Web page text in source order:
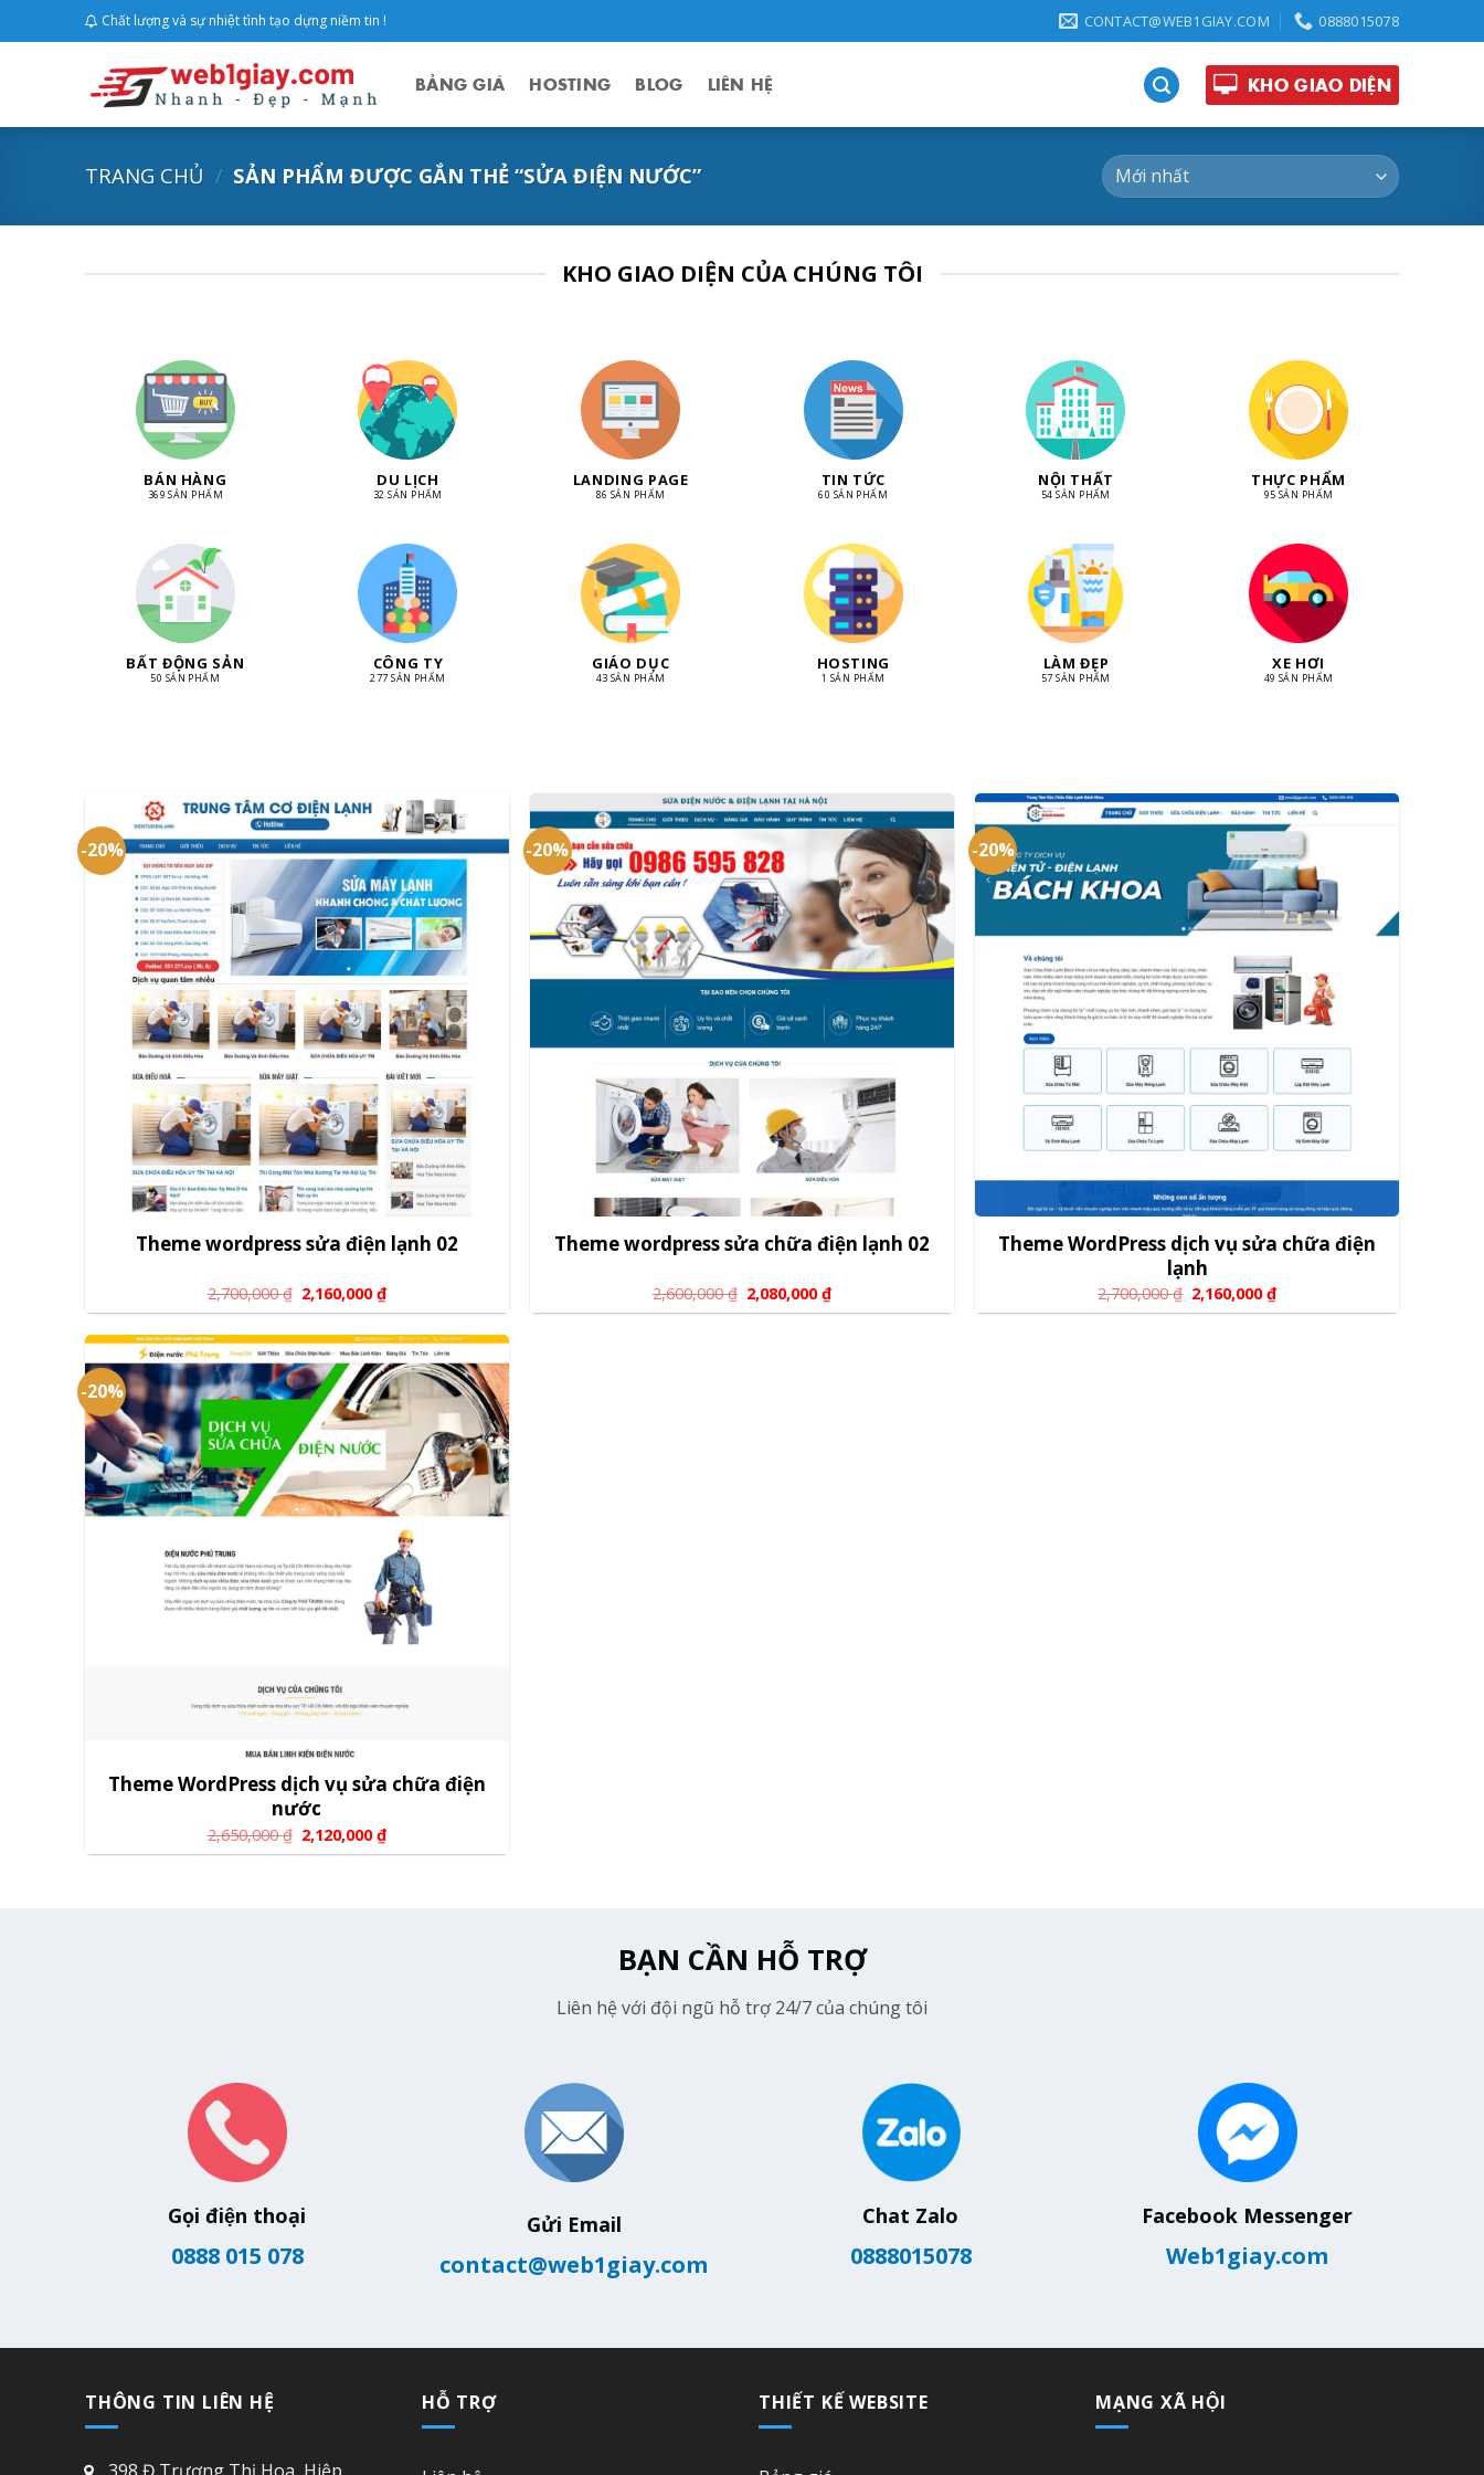
to
Chất lượng và sự nhiệt tình tạo dựng niềm tin ! CONTACT@WEB1GIAY.COM 0888015078
BẢNG GIÁ HOSTING BLOG LIÊN HỆ KHO GIAO DIỆN
TRANG CHỦ / SẢN PHẨM ĐƯỢC GẮN THẺ “SỬA ĐIỆN NƯỚC”
KHO GIAO DIỆN CỦA CHÚNG TÔI
BÁN HÀNG
369 SẢN PHẨM
DU LỊCH
32 SẢN PHẨM
LANDING PAGE
86 SẢN PHẨM
TIN TỨC
60 SẢN PHẨM
NỘI THẤT
54 SẢN PHẨM
THỰC PHẨM
95 SẢN PHẨM
BẤT ĐỘNG SẢN
50 SẢN PHẨM
CÔNG TY
277 SẢN PHẨM
GIÁO DỤC
43 SẢN PHẨM
HOSTING
1 SẢN PHẨM
LÀM ĐẸP
57 SẢN PHẨM
XE HƠI
49 SẢN PHẨM
-20%
Theme wordpress sửa điện lạnh 02
2,700,000₫ 2,160,000₫
-20%
Theme wordpress sửa chữa điện lạnh 02
2,600,000₫ 2,080,000₫
-20%
Theme WordPress dịch vụ sửa chữa điện
lạnh
2,700,000₫ 2,160,000₫
-20%
Theme WordPress dịch vụ sửa chữa điện
nước
2,650,000₫ 2,120,000₫
BẠN CẦN HỖ TRỢ
Liên hệ với đội ngũ hỗ trợ 24/7 của chúng tôi
Gọi điện thoại
0888 015 078
Gửi Email
contact@web1giay.com
Chat Zalo
0888015078
Facebook Messenger
Web1giay.com
THÔNG TIN LIÊN HỆ HỖ TRỢ THIẾT KẾ WEBSITE MẠNG XÃ HỘI